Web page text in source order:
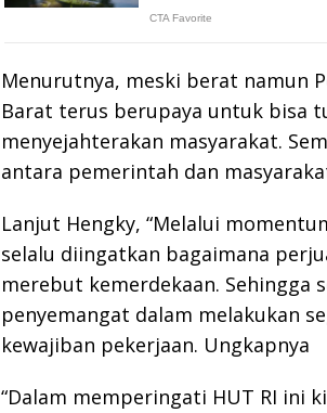
Menurutnya, meski berat namun
Barat terus berupaya untuk bisa
menyejahterakan masyarakat.
antara pemerintah dan
Lanjut Hengky, “Melalui
selalu diingatkan bagaimana
merebut kemerdekaan. Sehingga
penyemangat dalam melakukan
kewajiban pekerjaan. Ungkapnya
“Dalam memperingati HUT RI ini